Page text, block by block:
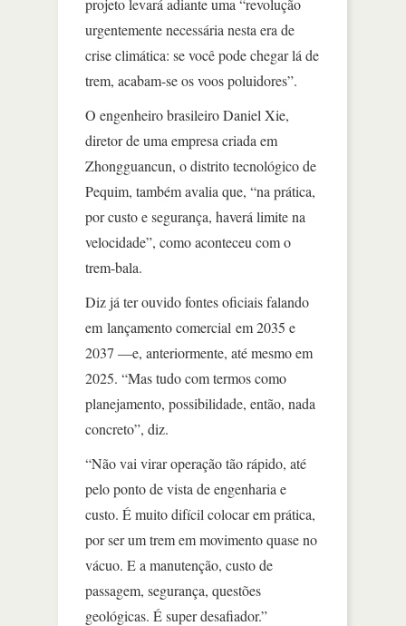
urgentemente necessária nesta era de
crise climática: se você pode chegar lá de
trem, acabam-se os voos poluidores”.
O engenheiro brasileiro Daniel Xie,
diretor de uma empresa criada em
Zhongguancun, o distrito tecnológico de
Pequim, também avalia que, “na prática,
por custo e segurança, haverá limite na
velocidade”, como aconteceu com o
trem-bala.
Diz já ter ouvido fontes oficiais falando
em lançamento comercial em 2035 e
2037 —e, anteriormente, até mesmo em
2025. “Mas tudo com termos como
planejamento, possibilidade, então, nada
concreto”, diz.
“Não vai virar operação tão rápido, até
pelo ponto de vista de engenharia e
custo. É muito difícil colocar em prática,
por ser um trem em movimento quase no
vácuo. E a manutenção, custo de
passagem, segurança, questões
geológicas. É super desafiador.”